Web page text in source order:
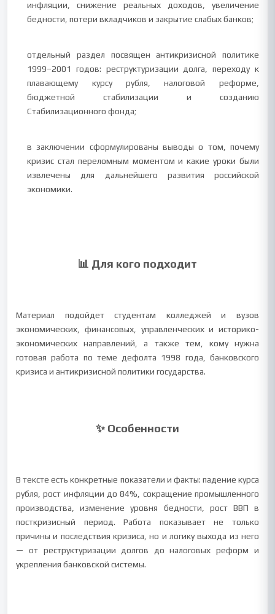
инфляции, снижение реальных доходов, увеличение
бедности, потери вкладчиков и закрытие слабых банков;
отдельный раздел посвящен антикризисной политике
1999–2001 годов: реструктуризации долга, переходу к
плавающему курсу рубля, налоговой реформе,
бюджетной стабилизации и созданию
Стабилизационного фонда;
в заключении сформулированы выводы о том, почему
кризис стал переломным моментом и какие уроки были
извлечены для дальнейшего развития российской
экономики.
📊 Для кого подходит
Материал подойдет студентам колледжей и вузов
экономических, финансовых, управленческих и историко-
экономических направлений, а также тем, кому нужна
готовая работа по теме дефолта 1998 года, банковского
кризиса и антикризисной политики государства.
✨ Особенности
В тексте есть конкретные показатели и факты: падение курса
рубля, рост инфляции до 84%, сокращение промышленного
производства, изменение уровня бедности, рост ВВП в
посткризисный период. Работа показывает не только
причины и последствия кризиса, но и логику выхода из него
— от реструктуризации долгов до налоговых реформ и
укрепления банковской системы.